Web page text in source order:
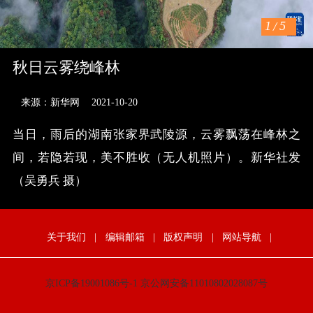
1 /5
秋日云雾绕峰林
来源：新华网 2021-10-20
当日，雨后的湖南张家界武陵源，云雾飘荡在峰林之
间，若隐若现，美不胜收（无人机照片）。新华社发
（吴勇兵 摄）
关于我们 | 编辑邮箱 | 版权声明 | 网站导航 |
京ICP备19001086号-1 京公网安备11010802028087号